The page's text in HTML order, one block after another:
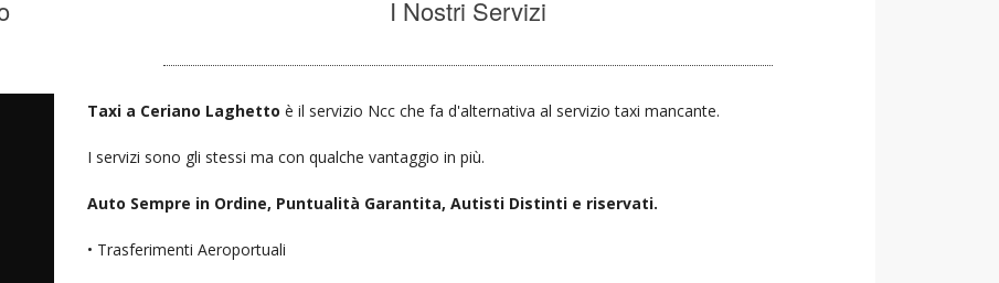
I Nostri Servizi
Taxi a Ceriano Laghettoè il servizio Ncc che fa d'alternativa al servizio taxi mancante.
I servizi sono gli stessi ma con qualche vantaggio in più.
Auto Sempre in Ordine, Puntualità Garantita, Autisti Distinti e riservati.
• Trasferimenti Aeroportuali